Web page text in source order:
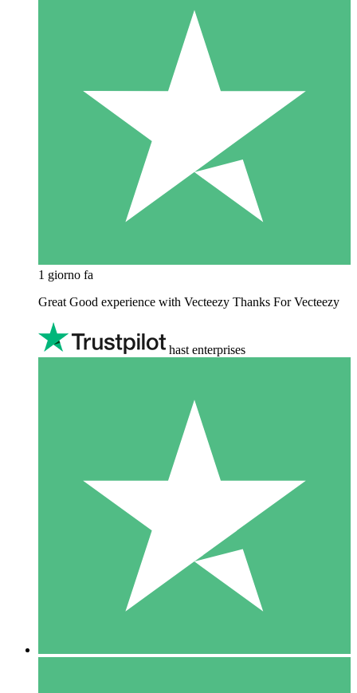
1 giorno fa
Great Good experience with Vecteezy Thanks For Vecteezy
hast enterprises